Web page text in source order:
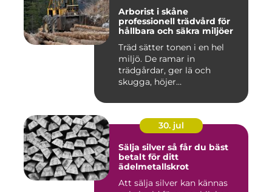
Arborist i skåne
professionell trädvård för
hållbara och säkra miljöer
Träd sätter tonen i en hel
miljö. De ramar in
trädgårdar, ger lä och
skugga, höjer
30. jul
Sälja silver så får du bäst
betalt för ditt
ädelmetallskrot
Att sälja silver kan kännas